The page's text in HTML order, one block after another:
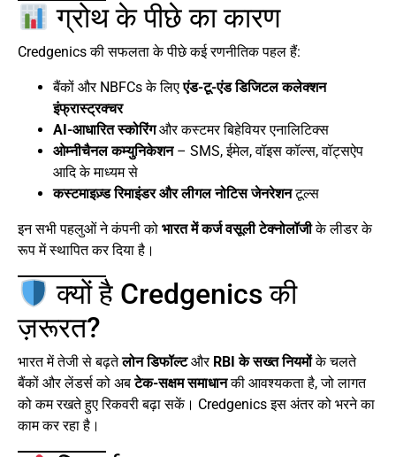
ग्रोथ के पीछे का कारण
Credgenics की सफलता के पीछे कई रणनीतिक पहल हैं:
बैंकों और NBFCs के लिएएंड-टू-एंड डिजिटल कलेक्शन
इंफ्रास्ट्रक्चर
AI-आधारित स्कोरिंगऔर कस्टमर बिहेवियर एनालिटिक्स
ओम्नीचैनल कम्युनिकेशन– SMS, ईमेल, वॉइस कॉल्स, वॉट्सऐप
आदि के माध्यम से
कस्टमाइज़्ड रिमाइंडर और लीगल नोटिस जेनरेशनटूल्स
इन सभी पहलुओं ने कंपनी को भारत में कर्ज वसूली टेक्नोलॉजीके लीडर के
रूप में स्थापित कर दिया है।
क्यों है Credgenics की
ज़रूरत?
भारत में तेजी से बढ़तेलोन डिफॉल्टऔर RBI के सख्त नियमोंके चलते
बैंकों और लेंडर्स को अबटेक-सक्षम समाधानकी आवश्यकता है, जो लागत
को कम रखते हुए रिकवरी बढ़ा सकें। Credgenics इस अंतर को भरने का
काम कर रहा है।